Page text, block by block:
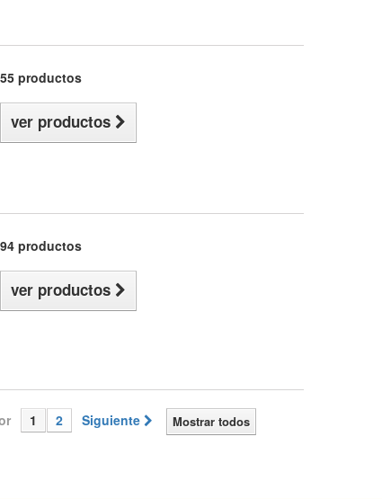
55 productos
ver productos
94 productos
ver productos
Mostrar todos
1 2 Siguiente